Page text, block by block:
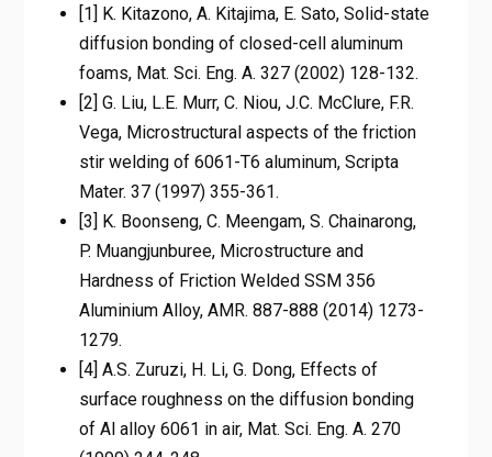
[1] K. Kitazono, A. Kitajima, E. Sato, Solid-state
diffusion bonding of closed-cell aluminum
foams, Mat. Sci. Eng. A. 327 (2002) 128-132.
[2] G. Liu, L.E. Murr, C. Niou, J.C. McClure, F.R.
Vega, Microstructural aspects of the friction
stir welding of 6061-T6 aluminum, Scripta
Mater. 37 (1997) 355-361.
[3] K. Boonseng, C. Meengam, S. Chainarong,
P. Muangjunburee, Microstructure and
Hardness of Friction Welded SSM 356
Aluminium Alloy, AMR. 887-888 (2014) 1273-
1279.
[4] A.S. Zuruzi, H. Li, G. Dong, Effects of
surface roughness on the diffusion bonding
of Al alloy 6061 in air, Mat. Sci. Eng. A. 270